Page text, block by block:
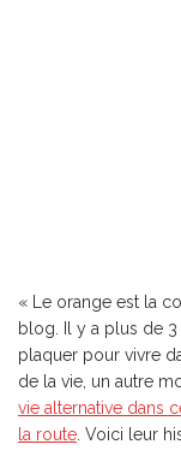
« Le orange est la
blog. Il y a plus de
plaquer pour vivre
de la vie, un autre
vie alternative dans
la route . Voici leur